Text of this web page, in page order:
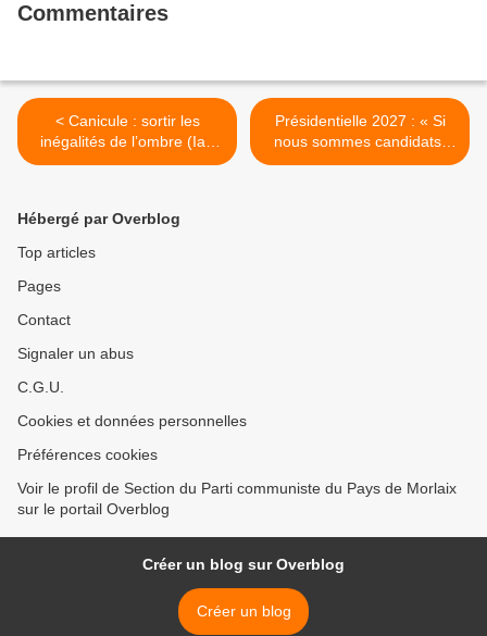
Commentaires
< Canicule : sortir les
inégalités de l’ombre (Ian
BROSSAT, Sénateur
Présidentielle 2027 : « Si
nous sommes candidats,
nous devons aller jusqu’au
Hébergé par Overblog
Top articles
Pages
Contact
Signaler un abus
C.G.U.
Cookies et données personnelles
Préférences cookies
Voir le profil de Section du Parti communiste du Pays de Morlaix
sur le portail Overblog
Créer un blog sur Overblog
Créer un blog